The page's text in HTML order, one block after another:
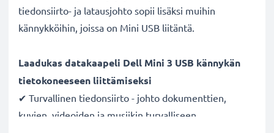
tiedonsiirto- ja latausjohto sopii lisäksi muihin
kännykköihin, joissa on Mini USB liitäntä.
Laadukas datakaapeli Dell Mini 3 USB kännykän
tietokoneeseen liittämiseksi
✔ Turvallinen tiedonsiirto - johto dokumenttien,
kuvien, videoiden ja musiikin turvalliseen